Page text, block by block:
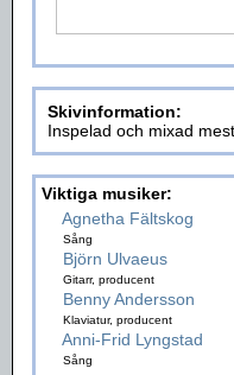
Skivinformation:
Inspelad och mixad
Viktiga musiker:
Agnetha Fältskog
Sång
Björn Ulvaeus
Gitarr, producent
Benny Andersson
Klaviatur, producent
Anni-Frid Lyngstad
Sång